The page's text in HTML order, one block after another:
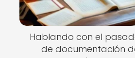
Hablando con el
de documentación